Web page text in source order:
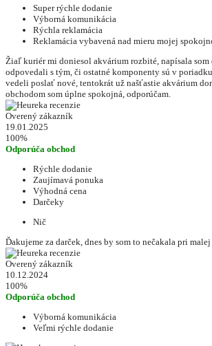
Super rýchle dodanie
Výborná komunikácia
Rýchla reklamácia
Reklamácia vybavená nad mieru mojej
Žiaľ kuriér mi doniesol akvárium rozbité, napísala
odpovedali s tým, či ostatné komponenty sú v
vedeli poslať nové, tentokrát už našťastie akvárium
obchodom som úplne spokojná, odporúčam.
Overený zákazník
19.01.2025
100%
Odporúča obchod
Rýchle dodanie
Zaujímavá ponuka
Výhodná cena
Darčeky
Nič
Ďakujeme za darček, dnes by som to nečakala pri
Overený zákazník
10.12.2024
100%
Odporúča obchod
Výborná komunikácia
Veľmi rýchle dodanie